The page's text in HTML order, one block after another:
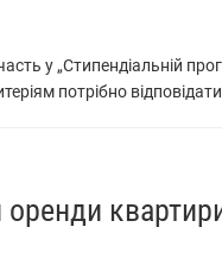
у „Стипендіальній
потрібно
оренди